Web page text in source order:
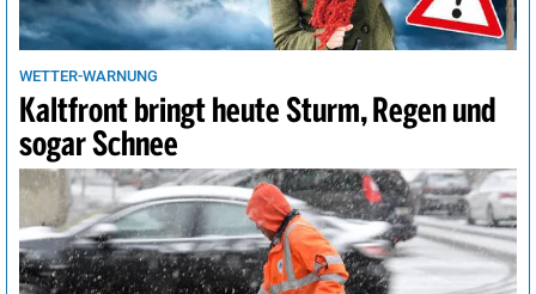
WETTER-WARNUNG
Kaltfront bringt heute Sturm, Regen und
sogar Schnee